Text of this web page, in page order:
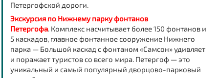
Петергофской дороги.
Экскурсия по Нижнему парку фонтанов
Петергофа. Комплекс насчитывает более 150 фонтанов и
5 каскадов, главное фонтанное сооружение Нижнего
парка — Большой каскад с фонтаном «Самсон» удивляет
и поражает туристов со всего мира. Петергоф — это
уникальный и самый популярный дворцово-парковый